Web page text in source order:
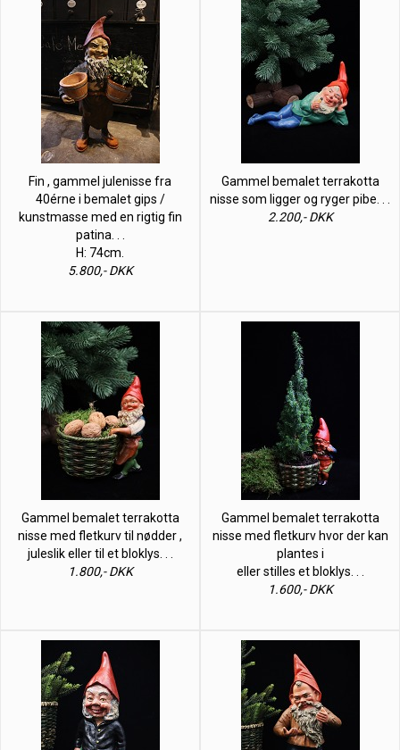
Fin , gammel julenisse fra
40érne i bemalet gips /
kunstmasse med en rigtig fin
patina. . .
H: 74cm.
5.800,- DKK
Gammel bemalet terrakotta
nisse som ligger og ryger pibe. . .
2.200,- DKK
Gammel bemalet terrakotta
nisse med fletkurv til nødder ,
juleslik eller til et bloklys. . .
1.800,- DKK
Gammel bemalet terrakotta
nisse med fletkurv hvor der kan
plantes i
eller stilles et bloklys. . .
1.600,- DKK